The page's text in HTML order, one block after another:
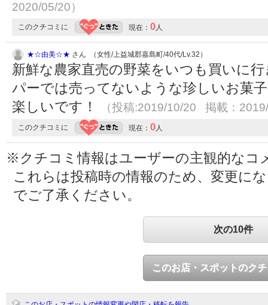
2020/05/20）
このクチコミに 現在： 0人
★☆由美☆★ さん （女性/上益城郡嘉島町/40代/Lv.32）
新鮮な農家直売の野菜をいつも買いに
パーでは売ってないような珍しいお菓
楽しいです！
（投稿:2019/10/20 掲載：
このクチコミに 現在： 0人
※クチコミ情報はユーザーの主観的なコ
これらは投稿時の情報のため、変更に
でご了承ください。
次の10件
このお店・スポットのク